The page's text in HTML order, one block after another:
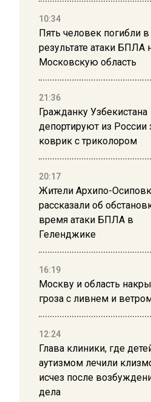
10:34
Пять человек погибли в
результате атаки БПЛА
Московскую область
21:36
Гражданку Узбекистана
депортируют из России
коврик с триколором
20:17
Жители Архипо-
рассказали об
время атаки БПЛА в
Геленджике
16:19
Москву и область
гроза с ливнем и
12:24
Глава клиники, где
аутизмом лечили
исчез после
дела